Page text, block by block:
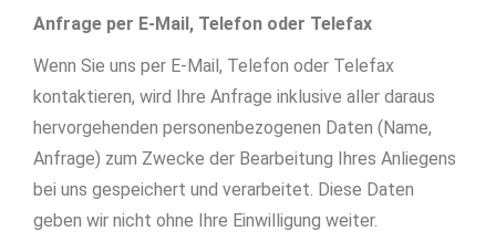
Anfrage per E-Mail, Telefon oder Telefax
Wenn Sie uns per E-Mail, Telefon oder Telefax
kontaktieren, wird Ihre Anfrage inklusive aller daraus
hervorgehenden personenbezogenen Daten (Name,
Anfrage) zum Zwecke der Bearbeitung Ihres Anliegens
bei uns gespeichert und verarbeitet. Diese Daten
geben wir nicht ohne Ihre Einwilligung weiter.